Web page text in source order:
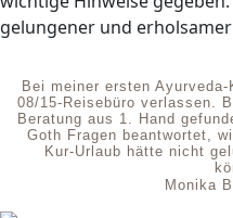
Bei meiner ersten
08/15-Reisebüro verlassen.
Beratung aus 1. Hand
Goth Fragen beantwortet,
Kur-Urlaub hätte nicht
Monika